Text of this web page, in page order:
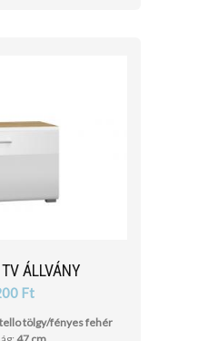
ÁLLVÁNY
Ft
tölgy/fényes fehér